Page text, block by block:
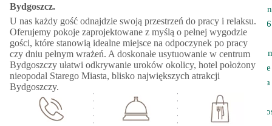
Menu
Restauracja 3V6
Gastronomia
City Taste
Śniadania
Bydgoszcz.
U nas każdy gość odnajdzie swoją przestrzeń do pracy i relaksu.
Oferujemy pokoje zaprojektowane z myślą o pełnej wygodzie
gości, które stanowią idealne miejsce na odpoczynek po pracy
czy dniu pełnym wrażeń. A doskonałe usytuowanie w centrum
Bydgoszczy ułatwi odkrywanie uroków okolicy, hotel położony
nieopodal Starego Miasta, blisko największych atrakcji
Bydgoszczy.